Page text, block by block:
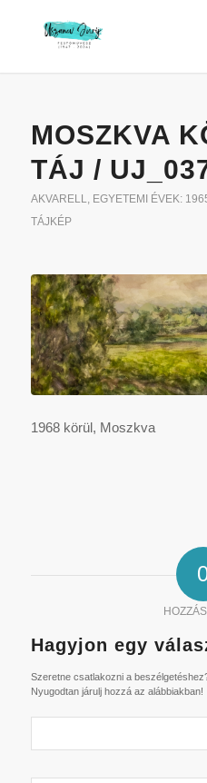
MOSZKVA
TÁJ /
AKVARELL, EGYETEMI ÉVEK:
TÁJKÉP
1968 körül, Moszkva
Hagyjon egy
Szeretne csatlakozni a
Nyugodtan járulj hozzá az alábbiakban!